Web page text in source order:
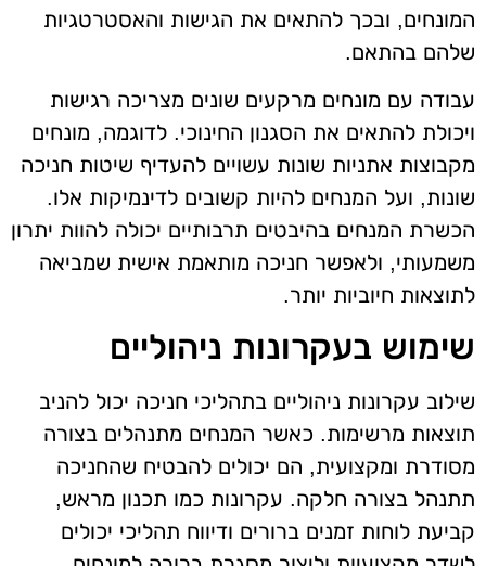
המונחים, ובכך להתאים את הגישות והאסטרטגיות
שלהם בהתאם.
עבודה עם מונחים מרקעים שונים מצריכה רגישות
ויכולת להתאים את הסגנון החינוכי. לדוגמה, מונחים
מקבוצות אתניות שונות עשויים להעדיף שיטות חניכה
שונות, ועל המנחים להיות קשובים לדינמיקות אלו.
הכשרת המנחים בהיבטים תרבותיים יכולה להוות יתרון
משמעותי, ולאפשר חניכה מותאמת אישית שמביאה
לתוצאות חיוביות יותר.
שימוש בעקרונות ניהוליים
שילוב עקרונות ניהוליים בתהליכי חניכה יכול להניב
תוצאות מרשימות. כאשר המנחים מתנהלים בצורה
מסודרת ומקצועית, הם יכולים להבטיח שהחניכה
תתנהל בצורה חלקה. עקרונות כמו תכנון מראש,
קביעת לוחות זמנים ברורים ודיווח תהליכי יכולים